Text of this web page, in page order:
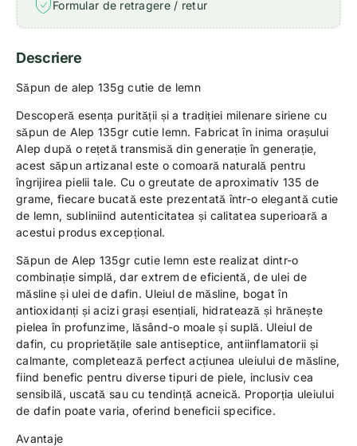
Formular de retragere / retur
Descriere
Săpun de alep 135g cutie de lemn
Descoperă esența purității și a tradiției milenare siriene cu
săpun de Alep 135gr cutie lemn. Fabricat în inima orașului
Alep după o rețetă transmisă din generație în generație,
acest săpun artizanal este o comoară naturală pentru
îngrijirea pielii tale. Cu o greutate de aproximativ 135 de
grame, fiecare bucată este prezentată într-o elegantă cutie
de lemn, subliniind autenticitatea și calitatea superioară a
acestui produs excepțional.
Săpun de Alep 135gr cutie lemn este realizat dintr-o
combinație simplă, dar extrem de eficientă, de ulei de
măsline și ulei de dafin. Uleiul de măsline, bogat în
antioxidanți și acizi grași esențiali, hidratează și hrănește
pielea în profunzime, lăsând-o moale și suplă. Uleiul de
dafin, cu proprietățile sale antiseptice, antiinflamatorii și
calmante, completează perfect acțiunea uleiului de măsline,
fiind benefic pentru diverse tipuri de piele, inclusiv cea
sensibilă, uscată sau cu tendință acneică. Proporția uleiului
de dafin poate varia, oferind beneficii specifice.
Avantaje